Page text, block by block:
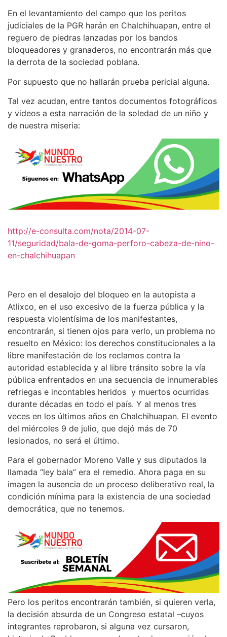
En el levantamiento del campo que los peritos
judiciales de la PGR harán en Chalchihuapan, entre el
reguero de piedras lanzadas por los bandos
bloqueadores y granaderos, no encontrarán más que
la derrota de la sociedad poblana.
Por supuesto que no hallarán prueba pericial alguna.
Tal vez acudan, entre tantos documentos fotográficos
y videos a esta narración de la soledad de un niño y
de nuestra miseria:
http://e-consulta.com/nota/2014-07-
11/seguridad/bala-de-goma-perforo-cabeza-de-nino-
en-chalchihuapan
Pero en el desalojo del bloqueo en la autopista a
Atlixco, en el uso excesivo de la fuerza pública y la
respuesta violentísima de los manifestantes,
encontrarán, si tienen ojos para verlo, un problema no
resuelto en México: los derechos constitucionales a la
libre manifestación de los reclamos contra la
autoridad establecida y al libre tránsito sobre la vía
pública enfrentados en una secuencia de innumerables
refriegas e incontables heridos y muertos ocurridas
durante décadas en todo el país. Y al menos tres
veces en los últimos años en Chalchihuapan. El evento
del miércoles 9 de julio, que dejó más de 70
lesionados, no será el último.
Para el gobernador Moreno Valle y sus diputados la
llamada “ley bala” era el remedio. Ahora paga en su
imagen la ausencia de un proceso deliberativo real, la
condición mínima para la existencia de una sociedad
democrática, que no tenemos.
Pero los peritos encontrarán también, si quieren verla,
la decisión absurda de un Congreso estatal –cuyos
integrantes reprobaron, si alguna vez cursaron,